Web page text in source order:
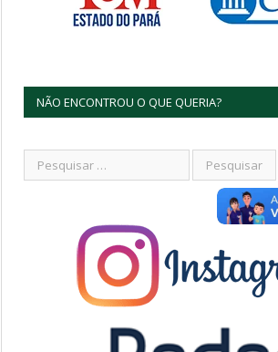
NÃO ENCONTROU O QUE QUERIA?